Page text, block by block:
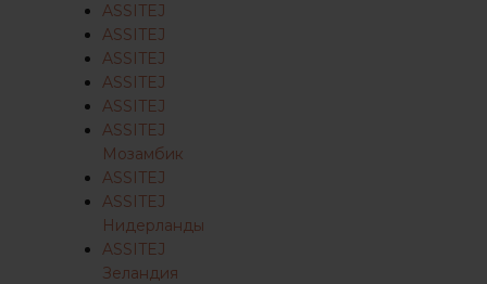
ASSITEJ
ASSITEJ
ASSITEJ
ASSITEJ
ASSITEJ
ASSITEJ
Мозамбик
ASSITEJ
ASSITEJ
Нидерланды
ASSITEJ
Зеландия